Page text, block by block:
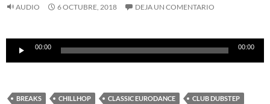
AUDIO 6 OCTUBRE, 2018 DEJA UN COMENTARIO
Reproductor
00:00 00:00
BREAKS CHILLHOP CLASSIC EURODANCE CLUB DUBSTEP